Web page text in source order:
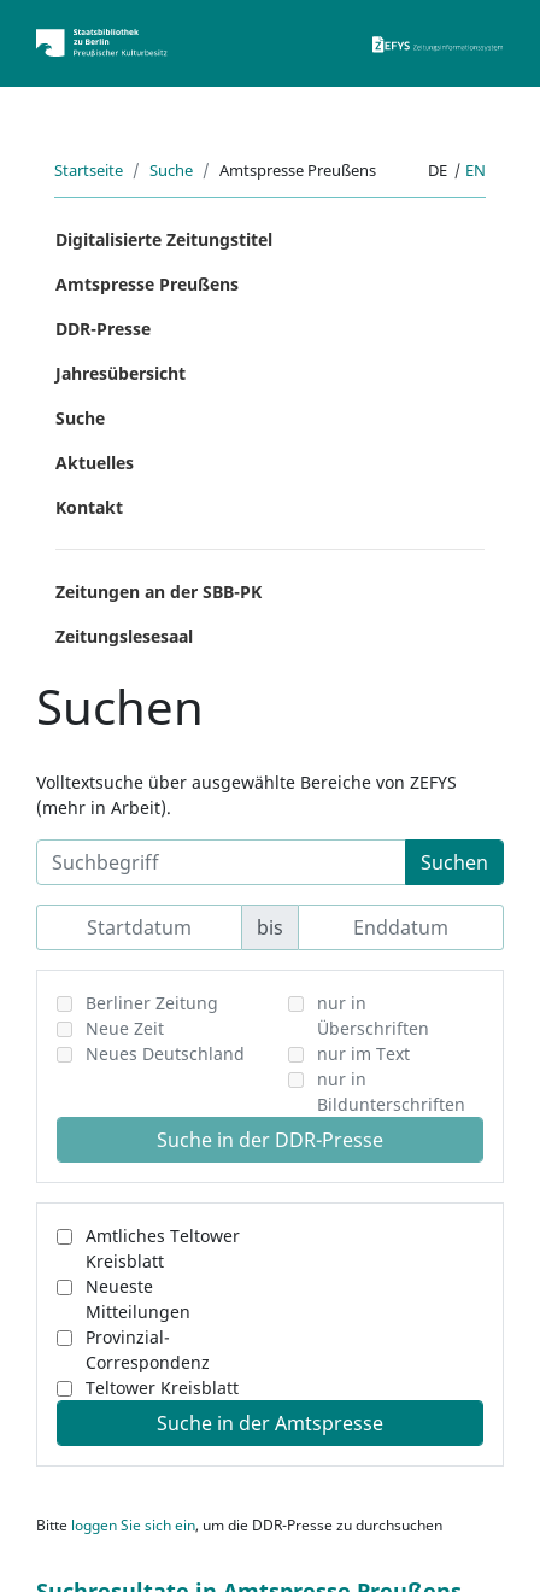
Startseite Suche Amtspresse Preußens DE | EN
Digitalisierte Zeitungstitel
Amtspresse Preußens
DDR-Presse
Jahresübersicht
Suche
Aktuelles
Kontakt
Zeitungen an der SBB-PK
Zeitungslesesaal
Suchen
Volltextsuche über ausgewählte Bereiche von ZEFYS
(mehr in Arbeit).
Suchen
bis
Berliner Zeitung
Neue Zeit
Neues Deutschland
nur in
Überschriften
nur im Text
nur in
Bildunterschriften
Suche in der DDR-Presse
Amtliches Teltower
Kreisblatt
Neueste
Mitteilungen
Provinzial-
Correspondenz
Teltower Kreisblatt
Suche in der Amtspresse
Bitte loggen Sie sich ein, um die DDR-Presse zu durchsuchen